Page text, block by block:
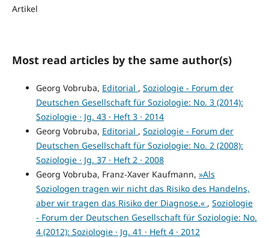
Artikel
Most read articles by the same author(s)
Georg Vobruba, Editorial , Soziologie - Forum der
Deutschen Gesellschaft für Soziologie: No. 3 (2014):
Soziologie · Jg. 43 · Heft 3 · 2014
Georg Vobruba, Editorial , Soziologie - Forum der
Deutschen Gesellschaft für Soziologie: No. 2 (2008):
Soziologie · Jg. 37 · Heft 2 · 2008
Georg Vobruba, Franz-Xaver Kaufmann, »Als
Soziologen tragen wir nicht das Risiko des Handelns,
aber wir tragen das Risiko der Diagnose.« , Soziologie
- Forum der Deutschen Gesellschaft für Soziologie: No.
4 (2012): Soziologie · Jg. 41 · Heft 4 · 2012